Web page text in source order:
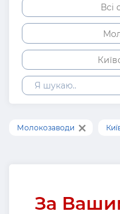
Всі
Молокозаводи
За